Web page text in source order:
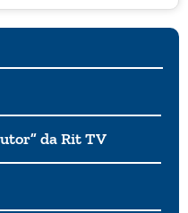
gradualmente para
rasa e menos
a respirar pelo
da Rit TV